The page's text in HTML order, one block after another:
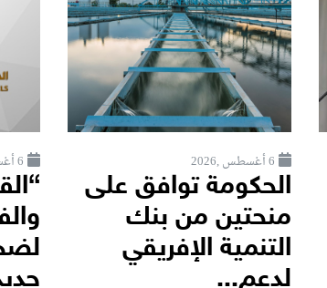
6 أغسطس ,2026
الحكومة توافق على
منحتين من بنك
التنمية الإفريقي
لدعم...
6 أغسطس ,2026